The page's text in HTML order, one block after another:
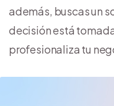
además, buscas un
decisión está
profesionaliza tu